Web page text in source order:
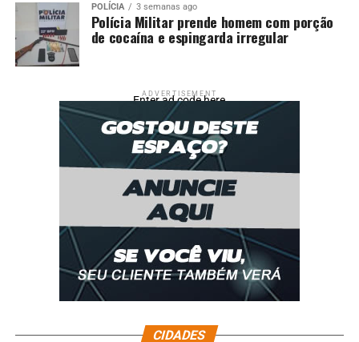
POLÍCIA 3 semanas ago
Polícia Militar prende homem com porção
de cocaína e espingarda irregular
ADVERTISEMENT
Enter ad code here
CIDADES